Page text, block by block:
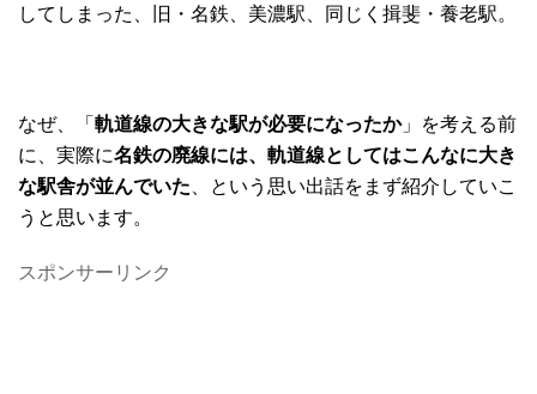
してしまった、旧・名鉄、美濃駅、同じく揖斐・養老駅。
なぜ、「 軌道線の大きな駅が必要になったか」を考える前
に、実際に名鉄の廃線には、軌道線としてはこんなに大き
な駅舎が並んでいた 、という思い出話をまず紹介していこ
うと思います。
スポンサーリンク